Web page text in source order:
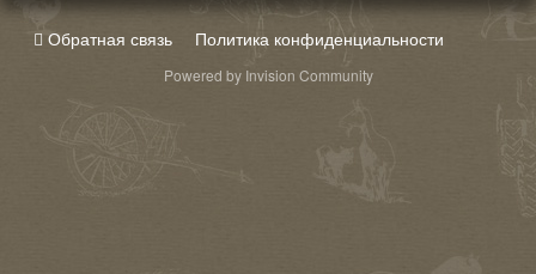
Обратная связь Политика конфиденциальности
Powered by Invision Community